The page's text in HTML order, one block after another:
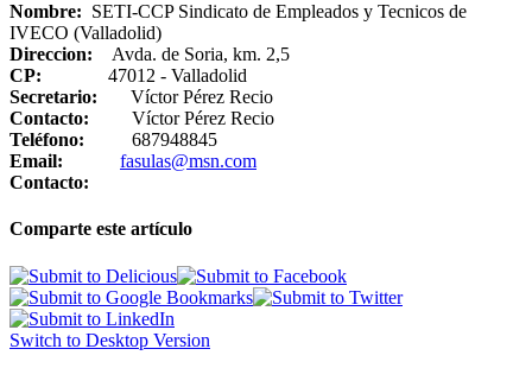
Nombre: SETI-CCP Sindicato de Empleados y Tecnicos de
IVECO (Valladolid)
Direccion: Avda. de Soria, km. 2,5
CP: 47012 - Valladolid
Secretario: Víctor Pérez Recio
Contacto: Víctor Pérez Recio
Teléfono: 687948845
Email:
fasulas@msn.com
Contacto:
Comparte este artículo
Switch to Desktop Version